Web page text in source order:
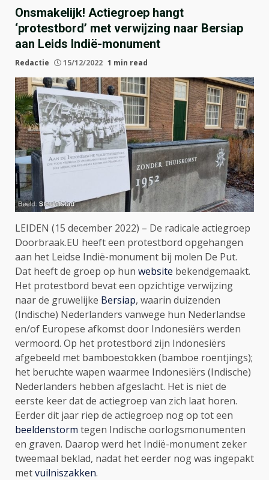
Onsmakelijk! Actiegroep hangt
‘protestbord’ met verwijzing naar Bersiap
aan Leids Indië-monument
Redactie 15/12/2022 1 min read
LEIDEN (15 december 2022) – De radicale actiegroep
Doorbraak.EU heeft een protestbord opgehangen
aan het Leidse Indië-monument bij molen De Put.
Dat heeft de groep op hun website bekendgemaakt.
Het protestbord bevat een opzichtige verwijzing
naar de gruwelijke Bersiap, waarin duizenden
(Indische) Nederlanders vanwege hun Nederlandse
en/of Europese afkomst door Indonesiërs werden
vermoord. Op het protestbord zijn Indonesiërs
afgebeeld met bamboestokken (bamboe roentjings);
het beruchte wapen waarmee Indonesiërs (Indische)
Nederlanders hebben afgeslacht. Het is niet de
eerste keer dat de actiegroep van zich laat horen.
Eerder dit jaar riep de actiegroep nog op tot een
beeldenstorm tegen Indische oorlogsmonumenten
en graven. Daarop werd het Indië-monument zeker
tweemaal beklad, nadat het eerder nog was ingepakt
metvuilniszakken.